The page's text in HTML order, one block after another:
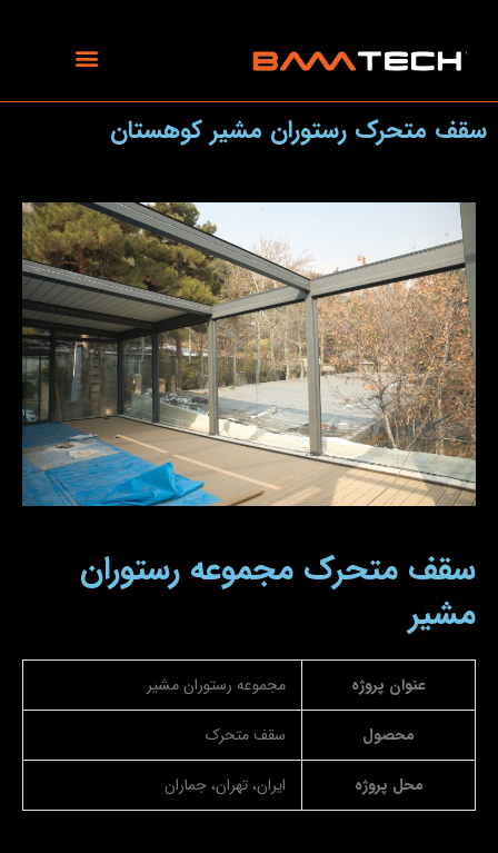
سقف متحرک رستوران مشیر کوهستان
سقف متحرک مجموعه رستوران
مشیر
عنوان پروژه مجموعه رستوران مشیر
محصول سقف متحرک
محل پروژه ایران، تهران، جماران